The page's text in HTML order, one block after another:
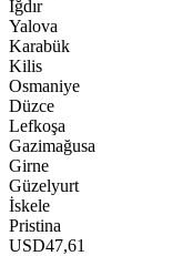
Iğdır
Yalova
Karabük
Kilis
Osmaniye
Düzce
Lefkoşa
Gazimağusa
Girne
Güzelyurt
İskele
Pristina
USD47,61